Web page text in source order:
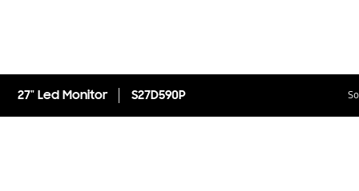
27" Led Monitor S27D590P